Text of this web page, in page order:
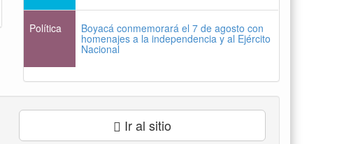
Política Boyacá conmemorará el 7 de agosto con
homenajes a la independencia y al Ejército
Nacional
Ir al sitio